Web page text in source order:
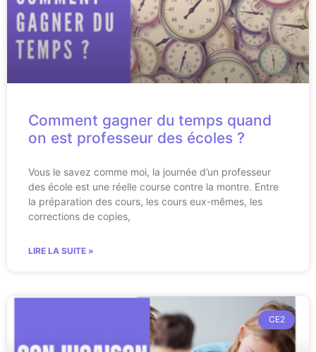
Comment gagner du temps quand
on est professeur des écoles ?
Vous le savez comme moi, la journée d’un professeur
des école est une réelle course contre la montre. Entre
la préparation des cours, les cours eux-mêmes, les
corrections de copies,
LIRE LA SUITE »
CE2